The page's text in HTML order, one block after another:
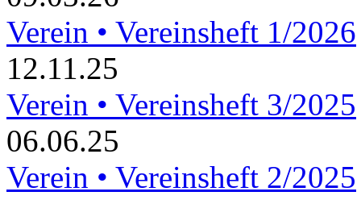
Verein • Vereinsheft 1/2026
12.11.25
Verein • Vereinsheft 3/2025
06.06.25
Verein • Vereinsheft 2/2025